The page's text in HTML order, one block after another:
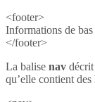
<footer>
Informations de bas
</footer>
La balise nav décrit
qu’elle contient